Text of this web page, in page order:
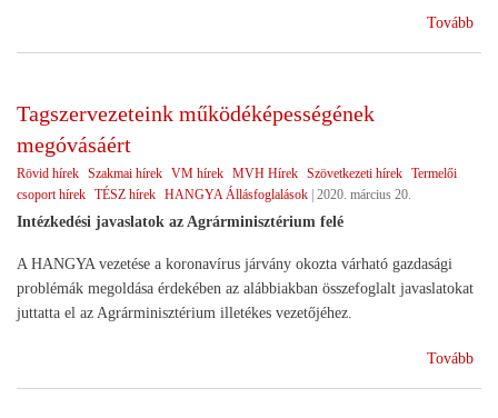
Tovább
Tagszervezeteink működéképességének
megóvásáért
Rövid hírek Szakmai hírek VM hírek MVH Hírek Szövetkezeti hírek Termelői
csoport hírek TÉSZ hírek HANGYA Állásfoglalások | 2020. március 20.
Intézkedési javaslatok az Agrárminisztérium felé
A HANGYA vezetése a koronavírus járvány okozta várható gazdasági
problémák megoldása érdekében az alábbiakban összefoglalt javaslatokat
juttatta el az Agrárminisztérium illetékes vezetőjéhez.
Tovább